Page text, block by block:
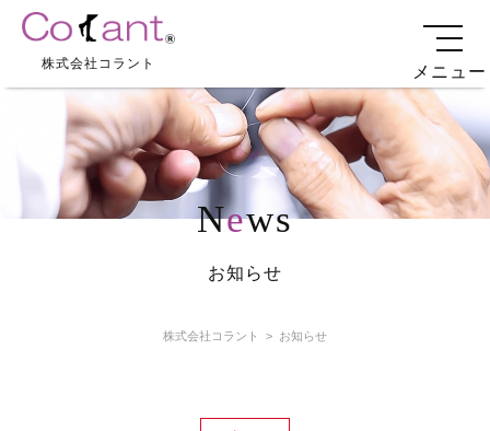
株式会社コラント メニュー
News
お知らせ
株式会社コラント > お知らせ